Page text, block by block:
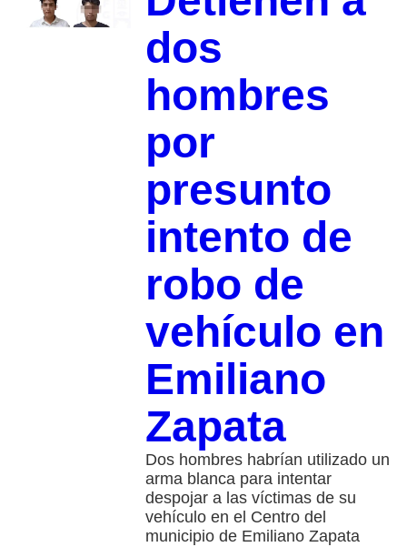
dos
hombres
por
presunto
intento de
robo de
vehículo en
Emiliano
Zapata
Dos hombres habrían utilizado un
arma blanca para intentar
despojar a las víctimas de su
vehículo en el Centro del
municipio de Emiliano Zapata